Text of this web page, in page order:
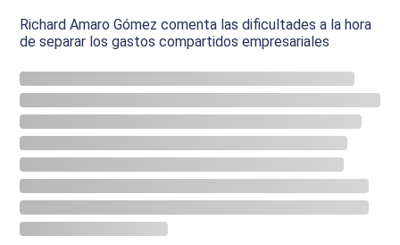
Richard Amaro Gómez comenta las dificultades a la hora
de separar los gastos compartidos empresariales